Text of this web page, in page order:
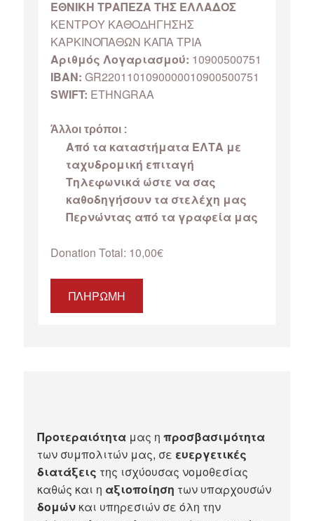
ΕΘΝΙΚΗ ΤΡΑΠΕΖΑ ΤΗΣ ΕΛΛΑΔΟΣ
ΚΕΝΤΡΟΥ ΚΑΘΟΔΗΓΗΣΗΣ
ΚΑΡΚΙΝΟΠΑΘΩΝ ΚΑΠΑ ΤΡΙΑ
Αριθμός Λογαριασμού: 10900500751
IBAN: GR2201101090000010900500751
SWIFT: ETHNGRAA
Άλλοι τρόποι :
Από τα καταστήματα ΕΛΤΑ με
ταχυδρομική επιταγή
Τηλεφωνικά ώστε να σας
καθοδηγήσουν τα στελέχη μας
Περνώντας από τα γραφεία μας
Donation Total: 10,00€
Προτεραιότητα μας ηπροσβασιμότητα
των συμπολιτών μας, σε ευεργετικές
διατάξεις της ισχύουσας νομοθεσίας
καθώς και η αξιοποίηση των υπαρχουσών
δομών και υπηρεσιών σε όλη την